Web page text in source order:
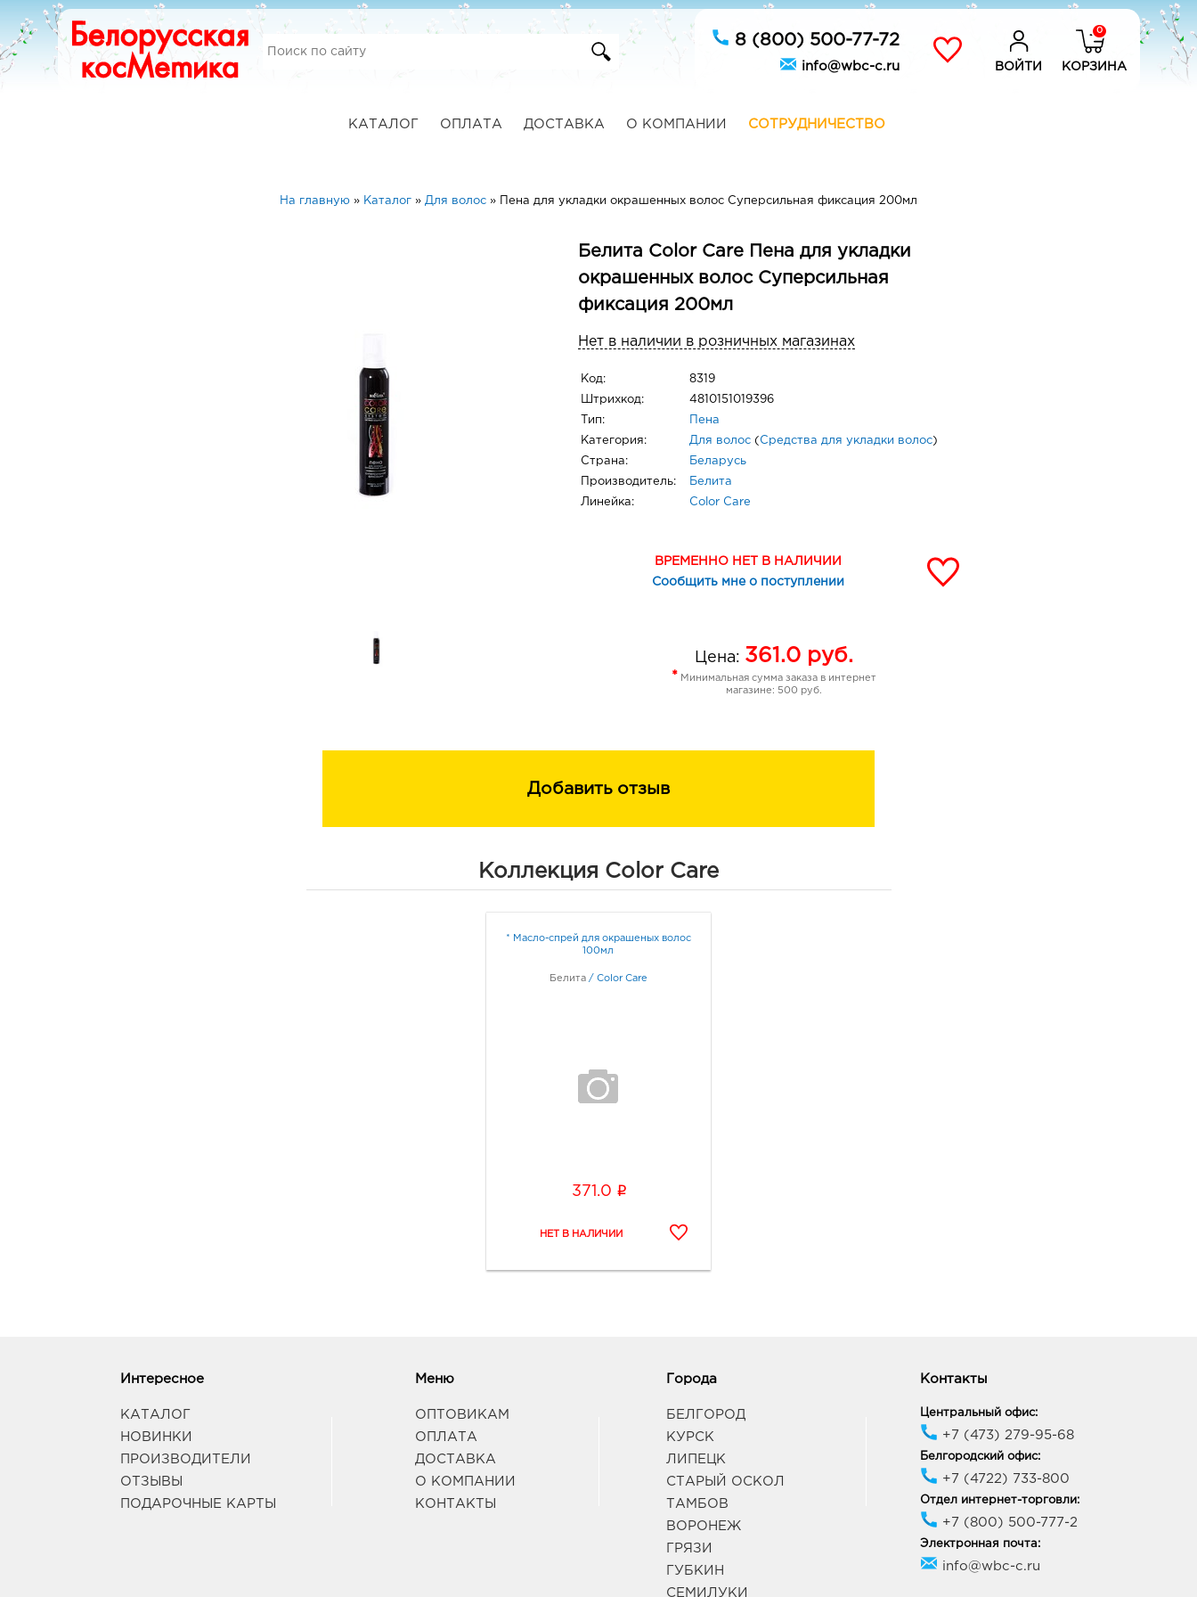
8 (800) 500-77-72
info@wbc-c.ru ВОЙТИ
0
КОРЗИНА
КАТАЛОГ ОПЛАТА ДОСТАВКА О КОМПАНИИ СОТРУДНИЧЕСТВО
На главную » Каталог » Для волос » Пена для укладки окрашенных волос Суперсильная фиксация 200мл
Белита Color Care Пена для укладки
окрашенных волос Суперсильная
фиксация 200мл
Нет в наличии в розничных магазинах
Код: 8319
Штрихкод: 4810151019396
Тип: Пена
Категория: Для волос ( Средства для укладки волос)
Страна: Беларусь
Производитель: Белита
Линейка: Color Care
ВРЕМЕННО НЕТ В НАЛИЧИИ
Сообщить мне о поступлении
Цена: 361.0 руб.
* Минимальная сумма заказа в интернет
магазине: 500 руб.
Добавить отзыв
Коллекция Color Care
* Масло-спрей для окрашеных волос
100мл
Белита / Color Care
371.0 i
Интересное
КАТАЛОГ
НОВИНКИ
ПРОИЗВОДИТЕЛИ
ОТЗЫВЫ
ПОДАРОЧНЫЕ КАРТЫ
Меню
ОПТОВИКАМ
ОПЛАТА
ДОСТАВКА
О КОМПАНИИ
КОНТАКТЫ
Города
БЕЛГОРОД
КУРСК
ЛИПЕЦК
СТАРЫЙ ОСКОЛ
ТАМБОВ
ВОРОНЕЖ
ГРЯЗИ
ГУБКИН
СЕМИЛУКИ
Контакты
Центральный офис:
+7 (473) 279-95-68
Белгородский офис:
+7 (4722) 733-800
Отдел интернет-торговли:
+7 (800) 500-777-2
Электронная почта:
info@wbc-c.ru